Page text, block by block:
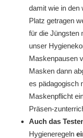
damit wie in den
Platz getragen
für die Jüngsten
unser
Maskenpausen
Masken dann
es pädagogisch
Maskenpflicht
Präsen-
Auch das
Hygieneregeln